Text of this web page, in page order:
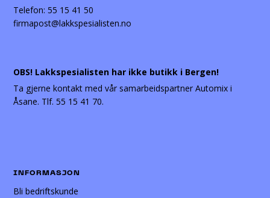
Telefon:55 15 41 50
firmapost@lakkspesialisten.no
OBS! Lakkspesialisten har ikke butikk i Bergen!
Ta gjerne kontakt med vår samarbeidspartner Automix i
Åsane. Tlf. 55 15 41 70.
INFORMASJON
Bli bedriftskunde